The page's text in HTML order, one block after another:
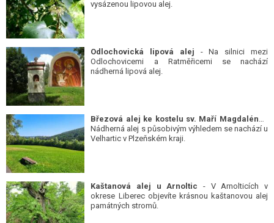
vysázenou lipovou alej.
Odlochovická lipová alej - Na silnici mezi
Odlochovicemi a Ratměřicemi se nachází
nádherná lipová alej.
Březová alej ke kostelu sv. Maří Magdalény-
Nádherná alej s působivým výhledem se nachází u
Velhartic v Plzeňském kraji.
Kaštanová alej u Arnoltic - V Arnolticích v
okrese Liberec objevíte krásnou kaštanovou alej
památných stromů.